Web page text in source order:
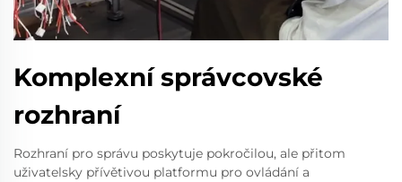
Komplexní správcovské
rozhraní
Rozhraní pro správu poskytuje pokročilou, ale přitom
uživatelsky přívětivou platformu pro ovládání a